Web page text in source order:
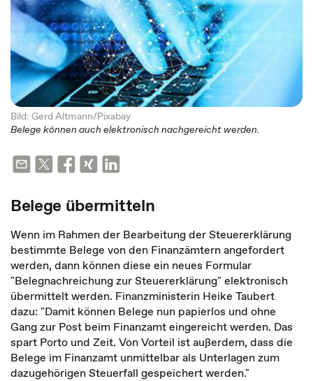
Bild: Gerd Altmann/Pixabay
Belege können auch elektronisch nachgereicht werden.
Belege übermitteln
Wenn im Rahmen der Bearbeitung der Steuererklärung
bestimmte Belege von den Finanzämtern angefordert
werden, dann können diese ein neues Formular
"Belegnachreichung zur Steuererklärung" elektronisch
übermittelt werden. Finanzministerin Heike Taubert
dazu: "Damit können Belege nun papierlos und ohne
Gang zur Post beim Finanzamt eingereicht werden. Das
spart Porto und Zeit. Von Vorteil ist außerdem, dass die
Belege im Finanzamt unmittelbar als Unterlagen zum
dazugehörigen Steuerfall gespeichert werden."